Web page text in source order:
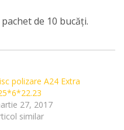
de 10 bucăți.
polizare A24 Extra
27, 2017
similar